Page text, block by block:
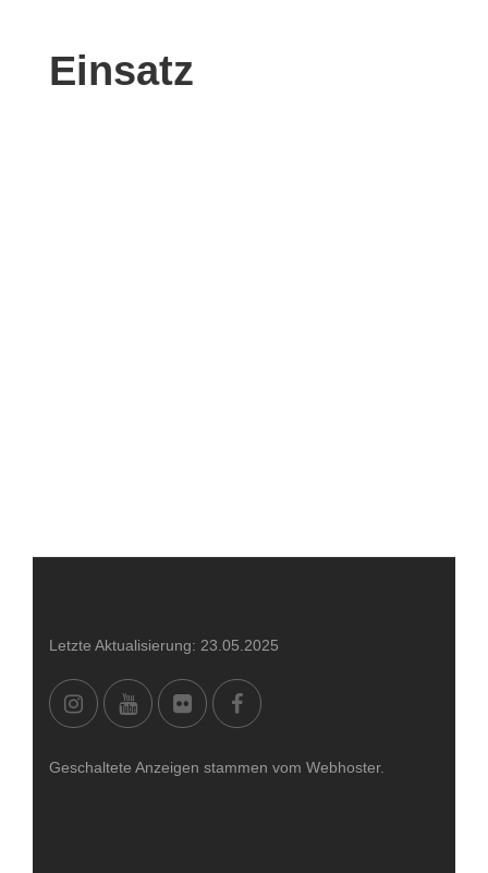
Einsatz
Letzte Aktualisierung: 23.05.2025
Geschaltete Anzeigen stammen vom Webhoster.